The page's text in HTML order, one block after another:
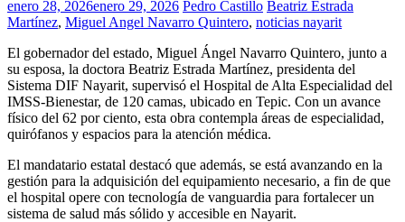
enero 28, 2026enero 29, 2026 Pedro Castillo Beatriz Estrada
Martínez, Miguel Angel Navarro Quintero, noticias nayarit
El gobernador del estado, Miguel Ángel Navarro Quintero, junto a
su esposa, la doctora Beatriz Estrada Martínez, presidenta del
Sistema DIF Nayarit, supervisó el Hospital de Alta Especialidad del
IMSS-Bienestar, de 120 camas, ubicado en Tepic. Con un avance
físico del 62 por ciento, esta obra contempla áreas de especialidad,
quirófanos y espacios para la atención médica.
El mandatario estatal destacó que además, se está avanzando en la
gestión para la adquisición del equipamiento necesario, a fin de que
el hospital opere con tecnología de vanguardia para fortalecer un
sistema de salud más sólido y accesible en Nayarit.